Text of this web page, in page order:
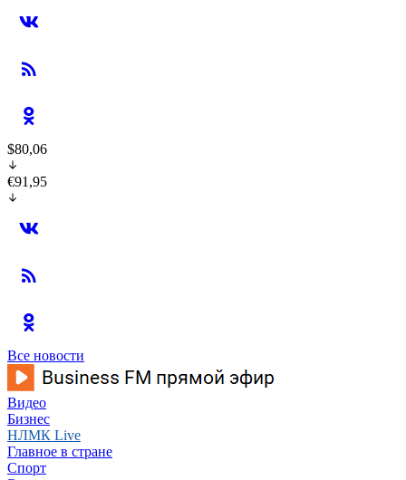
$80,06
€91,95
Все новости
Видео
Бизнес
НЛМК Live
Главное в стране
Спорт